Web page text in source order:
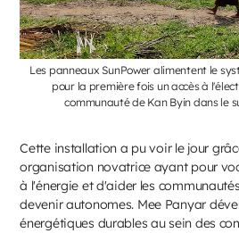
Les panneaux SunPower alimentent le
pour la première fois un accès à
communauté de Kan Byin dans le
Cette installation a pu voir le jour
organisation novatrice ayant pour
à l'énergie et d'aider les
devenir autonomes. Mee Panyar
énergétiques durables au sein des